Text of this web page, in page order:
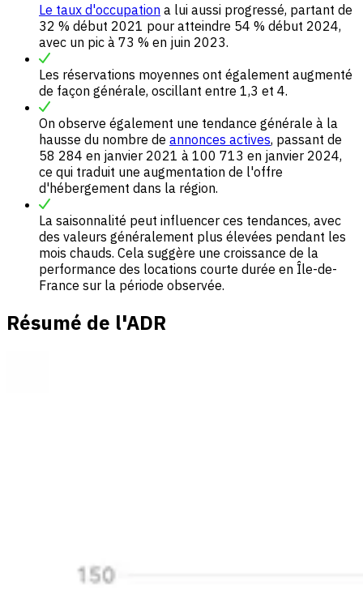
Le taux d'occupation a lui aussi progressé, partant de
32 % début 2021 pour atteindre 54 % début 2024,
avec un pic à 73 % en juin 2023.
Les réservations moyennes ont également augmenté
de façon générale, oscillant entre 1,3 et 4.
On observe également une tendance générale à la
hausse du nombre de annonces actives, passant de
58 284 en janvier 2021 à 100 713 en janvier 2024,
ce qui traduit une augmentation de l'offre
d'hébergement dans la région.
La saisonnalité peut influencer ces tendances, avec
des valeurs généralement plus élevées pendant les
mois chauds. Cela suggère une croissance de la
performance des locations courte durée en Île-de-
France sur la période observée.
Résumé de l'ADR